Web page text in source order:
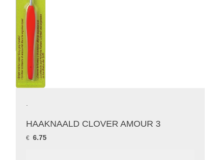
HAAKNAALD CLOVER AMOUR 3
€ 6.75